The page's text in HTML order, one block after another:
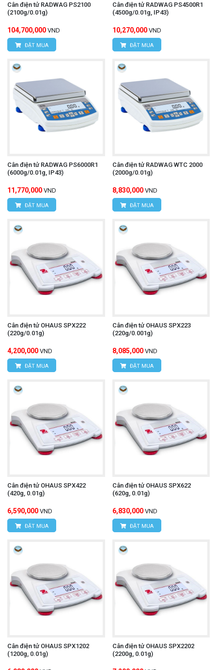
Cân điện tử RADWAG PS2100
(2100g/0.01g)
104,700,000 VND
ĐẶT MUA
Cân điện tử RADWAG PS4500R1
(4500g/0.01g, IP43)
10,270,000 VND
ĐẶT MUA
Cân điện tử RADWAG PS6000R1
(6000g/0.01g, IP43)
11,770,000 VND
ĐẶT MUA
Cân điện tử RADWAG WTC 2000
(2000g/0.01g)
8,830,000 VND
ĐẶT MUA
Cân điện tử OHAUS SPX222
(220g/0.01g)
4,200,000 VND
ĐẶT MUA
Cân điện tử OHAUS SPX223
(220g/0.001g)
8,085,000 VND
ĐẶT MUA
Cân điện tử OHAUS SPX422
(420g, 0.01g)
6,590,000 VND
ĐẶT MUA
Cân điện tử OHAUS SPX622
(620g, 0.01g)
6,830,000 VND
ĐẶT MUA
Cân điện tử OHAUS SPX1202
(1200g, 0.01g)
Cân điện tử OHAUS SPX2202
(2200g, 0.01g)